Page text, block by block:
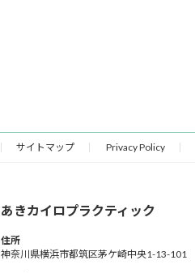
サイトマップ Privacy Policy
あきカイロプラクティック
住所
神奈川県横浜市都筑区茅ケ崎中央1-13-101